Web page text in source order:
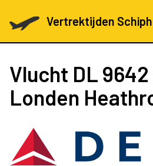
Vertrektijden
Vlucht DL 9642
Londen